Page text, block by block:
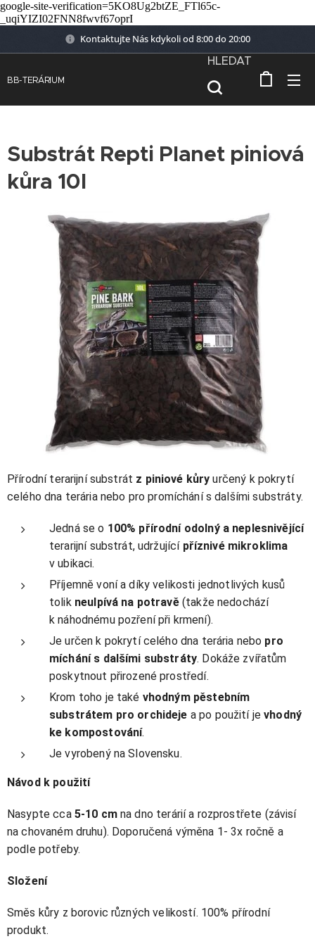
google-site-verification=5KO8Ug2btZE_FTl65c-
_uqiYIZI02FNN8fwvf67oprI
Kontaktujte Nás kdykoli od 8:00 do 20:00
BB-TERÁRIUM
HLEDAT
Substrát Repti Planet piniová
kůra 10l
Přírodní terarijní substrát z piniové kůry určený k pokrytí
celého dna terária nebo pro promíchání s dalšími substráty.
Jedná se o 100% přírodní odolný a neplesnivějící
terarijní substrát, udržující příznivé mikroklima
v ubikaci.
Příjemně voní a díky velikosti jednotlivých kusů
tolik neulpívá na potravě(takže nedochází
k náhodnému pozření při krmení).
Je určen k pokrytí celého dna terária nebo pro
míchání s dalšími substráty. Dokáže zvířatům
poskytnout přirozené prostředí.
Krom toho je také vhodným pěstebním
substrátem pro orchideje a po použití jevhodný
ke kompostování.
Je vyrobený na Slovensku.
Návod k použití
Nasypte cca 5-10 cmna dno terárií a rozprostřete (závisí
na chovaném druhu). Doporučená výměna 1- 3x ročně a
podle potřeby.
Složení
Směs kůry z borovic různých velikostí. 100% přírodní
produkt.